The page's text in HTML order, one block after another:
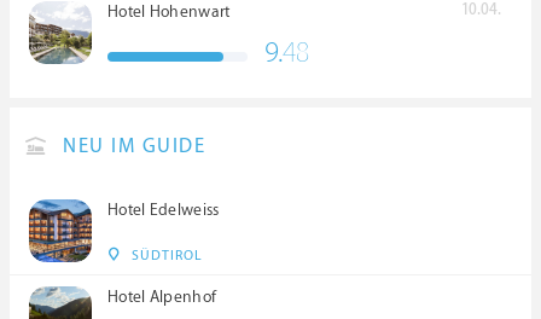
Hotel Hohenwart 10.04.
9.48
NEU IM GUIDE
Hotel Edelweiss
SÜDTIROL
Hotel Alpenhof